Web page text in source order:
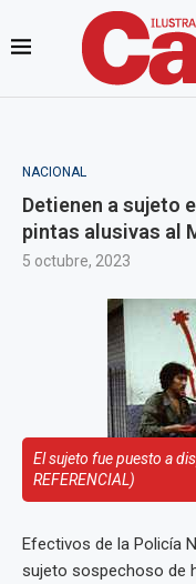
NACIONAL
Detienen a sujeto
pintas alusivas al
5 octubre, 2023
El sujeto fue puesto a
REFERENCIAL)
Efectivos de la Policía
sujeto sospechoso de